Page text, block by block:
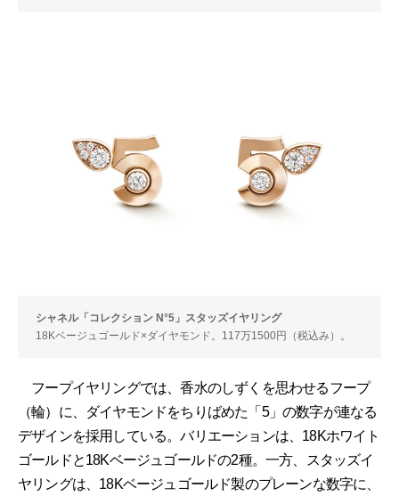
シャネル「コレクション N°5」スタッズイヤリング
18Kベージュゴールド×ダイヤモンド。117万1500円（税込み）。
フープイヤリングでは、香水のしずくを思わせるフープ
（輪）に、ダイヤモンドをちりばめた「5」の数字が連なる
デザインを採用している。バリエーションは、18Kホワイト
ゴールドと18Kベージュゴールドの2種。一方、スタッズイ
ヤリングは、18Kベージュゴールド製のプレーンな数字に、